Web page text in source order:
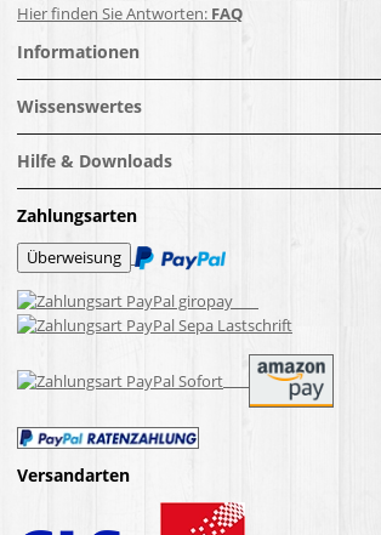
Hier finden Sie Antworten: FAQ
Informationen
Wissenswertes
Hilfe & Downloads
Zahlungsarten
Versandarten